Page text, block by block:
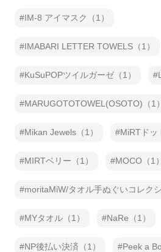
IM-8 アイマスク（1）
IMABARI LETTER TOWELS（1）
KuSuPOPツイルガーゼ（1）
MARUGOTOTOWEL(OSOTO)（1）
Mikan Jewels（1） MiRTドッ
MIRTベリー（1） MOCO（1）
moritaMiW/タオル手ぬぐいコレクシ
MYタオル（1） NaRe（1）
NP後払い決済（1） Peek a